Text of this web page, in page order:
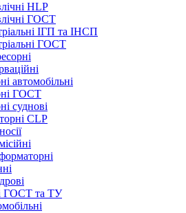
HLP
ГОСТ
ІГП та ІНСП
ГОСТ
автомобільні
ГОСТ
суднові
CLP
ГОСТ та ТУ